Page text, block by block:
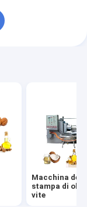
Macchina
stampa di olio
vite